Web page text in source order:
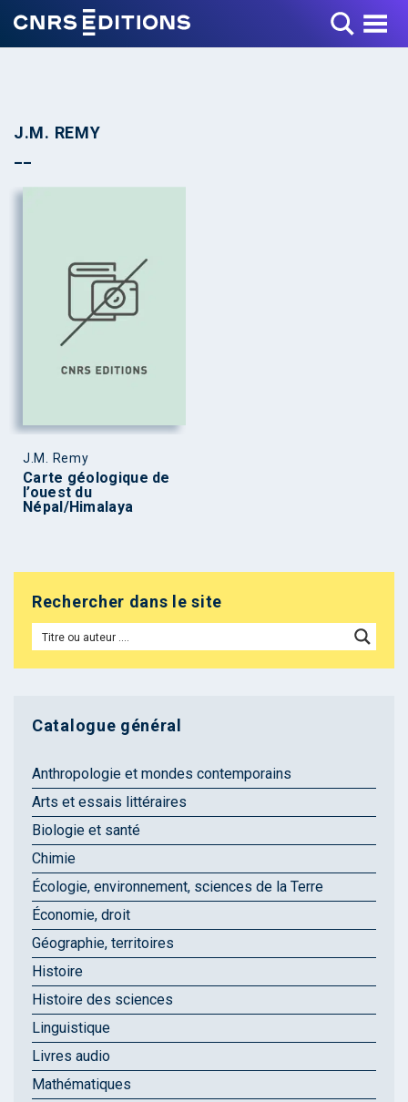
Toggle Menu
J.M. REMY
J.M. Remy
Carte géologique de
l’ouest du
Népal/Himalaya
Rechercher dans le site
Catalogue général
Anthropologie et mondes contemporains
Arts et essais littéraires
Biologie et santé
Chimie
Écologie, environnement, sciences de la Terre
Économie, droit
Géographie, territoires
Histoire
Histoire des sciences
Linguistique
Livres audio
Mathématiques